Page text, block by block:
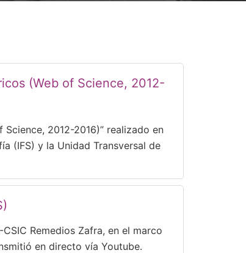
(Web of Science, 2012-
2012-2016)” realizado en
(IFS) y la Unidad Transversal de
Remedios Zafra, en el marco
en directo vía Youtube.